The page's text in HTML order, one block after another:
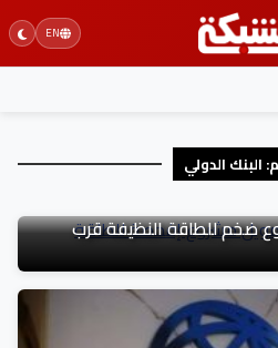
EN
البنك الدولي
ضخم للطاقة النظيفة قرب